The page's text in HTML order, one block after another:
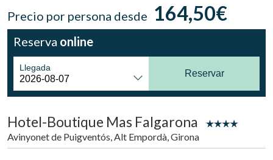
Precio por persona desde 164,50€
Reserva online
Llegada
Reservar
Hotel-Boutique Mas Falgarona
Avinyonet de Puigventós, Alt Empordà, Girona